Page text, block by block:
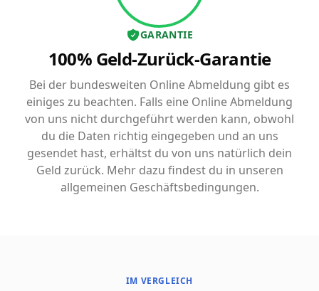
GARANTIE
100% Geld-Zurück-Garantie
Bei der bundesweiten Online Abmeldung gibt es
einiges zu beachten. Falls eine Online Abmeldung
von uns nicht durchgeführt werden kann, obwohl
du die Daten richtig eingegeben und an uns
gesendet hast, erhältst du von uns natürlich dein
Geld zurück. Mehr dazu findest du in unseren
allgemeinen Geschäftsbedingungen.
IM VERGLEICH